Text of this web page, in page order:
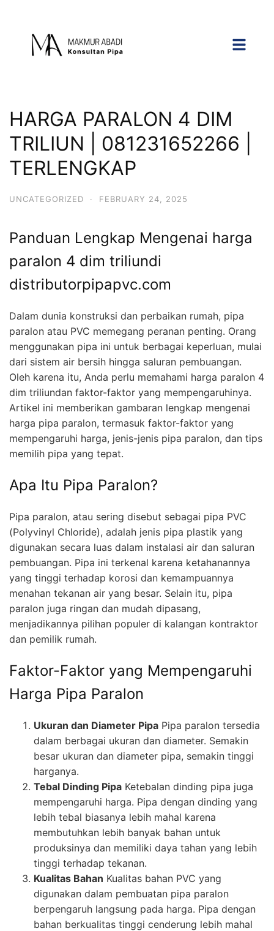
HARGA PARALON 4 DIM
TRILIUN | 081231652266 |
TERLENGKAP
UNCATEGORIZED · FEBRUARY 24, 2025
Panduan Lengkap Mengenai harga
paralon 4 dim triliundi
distributorpipapvc.com
Dalam dunia konstruksi dan perbaikan rumah, pipa
paralon atau PVC memegang peranan penting. Orang
menggunakan pipa ini untuk berbagai keperluan, mulai
dari sistem air bersih hingga saluran pembuangan.
Oleh karena itu, Anda perlu memahami harga paralon 4
dim triliundan faktor-faktor yang mempengaruhinya.
Artikel ini memberikan gambaran lengkap mengenai
harga pipa paralon, termasuk faktor-faktor yang
mempengaruhi harga, jenis-jenis pipa paralon, dan tips
memilih pipa yang tepat.
Apa Itu Pipa Paralon?
Pipa paralon, atau sering disebut sebagai pipa PVC
(Polyvinyl Chloride), adalah jenis pipa plastik yang
digunakan secara luas dalam instalasi air dan saluran
pembuangan. Pipa ini terkenal karena ketahanannya
yang tinggi terhadap korosi dan kemampuannya
menahan tekanan air yang besar. Selain itu, pipa
paralon juga ringan dan mudah dipasang,
menjadikannya pilihan populer di kalangan kontraktor
dan pemilik rumah.
Faktor-Faktor yang Mempengaruhi
Harga Pipa Paralon
Ukuran dan Diameter Pipa Pipa paralon tersedia
dalam berbagai ukuran dan diameter. Semakin
besar ukuran dan diameter pipa, semakin tinggi
harganya.
Tebal Dinding Pipa Ketebalan dinding pipa juga
mempengaruhi harga. Pipa dengan dinding yang
lebih tebal biasanya lebih mahal karena
membutuhkan lebih banyak bahan untuk
produksinya dan memiliki daya tahan yang lebih
tinggi terhadap tekanan.
Kualitas Bahan Kualitas bahan PVC yang
digunakan dalam pembuatan pipa paralon
berpengaruh langsung pada harga. Pipa dengan
bahan berkualitas tinggi cenderung lebih mahal